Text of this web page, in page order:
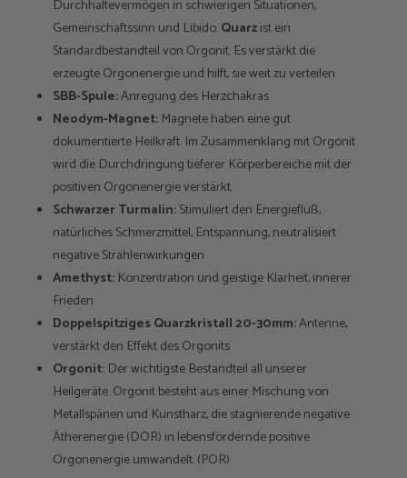
Durchhaltevermögen in schwierigen Situationen,
Gemeinschaftssinn und Libido.Quarzist ein
Standardbestandteil von Orgonit. Es verstärkt die
erzeugte Orgonenergie und hilft, sie weit zu verteilen
SBB-Spule:Anregung des Herzchakras
Neodym-Magnet: Magnete haben eine gut
dokumentierte Heilkraft. Im Zusammenklang mit Orgonit
wird die Durchdringung tieferer Körperbereiche mit der
positiven Orgonenergie verstärkt.
Schwarzer Turmalin:Stimuliert den Energiefluß,
natürliches Schmerzmittel, Entspannung, neutralisiert
negative Strahlenwirkungen
Amethyst: Konzentration und geistige Klarheit, innerer
Frieden
Doppelspitziges Quarzkristall 20-30mm:Antenne,
verstärkt den Effekt des Orgonits
Orgonit: Der wichtigste Bestandteil all unserer
Heilgeräte. Orgonit besteht aus einer Mischung von
Metallspänen und Kunstharz, die stagnierende negative
Ätherenergie (DOR) in lebensfördernde positive
Orgonenergie umwandelt. (POR)